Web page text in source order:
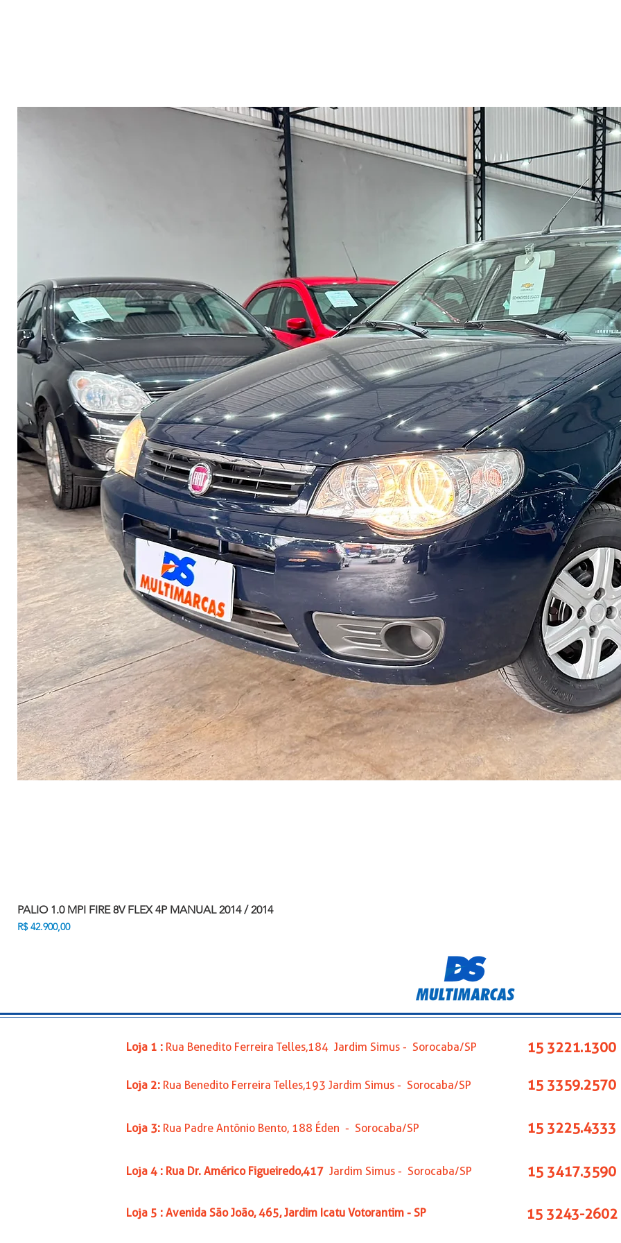
PALIO 1.0 MPI FIRE 8V FLEX 4P MANUAL 2014 / 2014
Preço
R$ 42.900,00
Loja 1 : Rua Benedito Ferreira Telles,184 Jardim Simus - Sorocaba/SP 15 3221.1300
Loja 2: Rua Benedito Ferreira Telles,193 Jardim Simus - Sorocaba/SP 15 3359.2570
Loja 3: Rua Padre Antônio Bento, 188 Éden - Sorocaba/SP 15 3225.4333
Loja 4 : Rua Dr. Américo Figueiredo,417 Jardim Simus - Sorocaba/SP 15 3417.3590
Loja 5 : Avenida São João, 465, Jardim Icatu Votorantim - SP 15 3243-2602